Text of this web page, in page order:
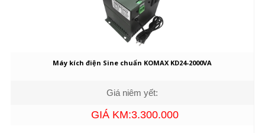
Máy kích điện Sine chuẩn KOMAX KD24-2000VA
Giá niêm yết:
GIÁ KM:3.300.000